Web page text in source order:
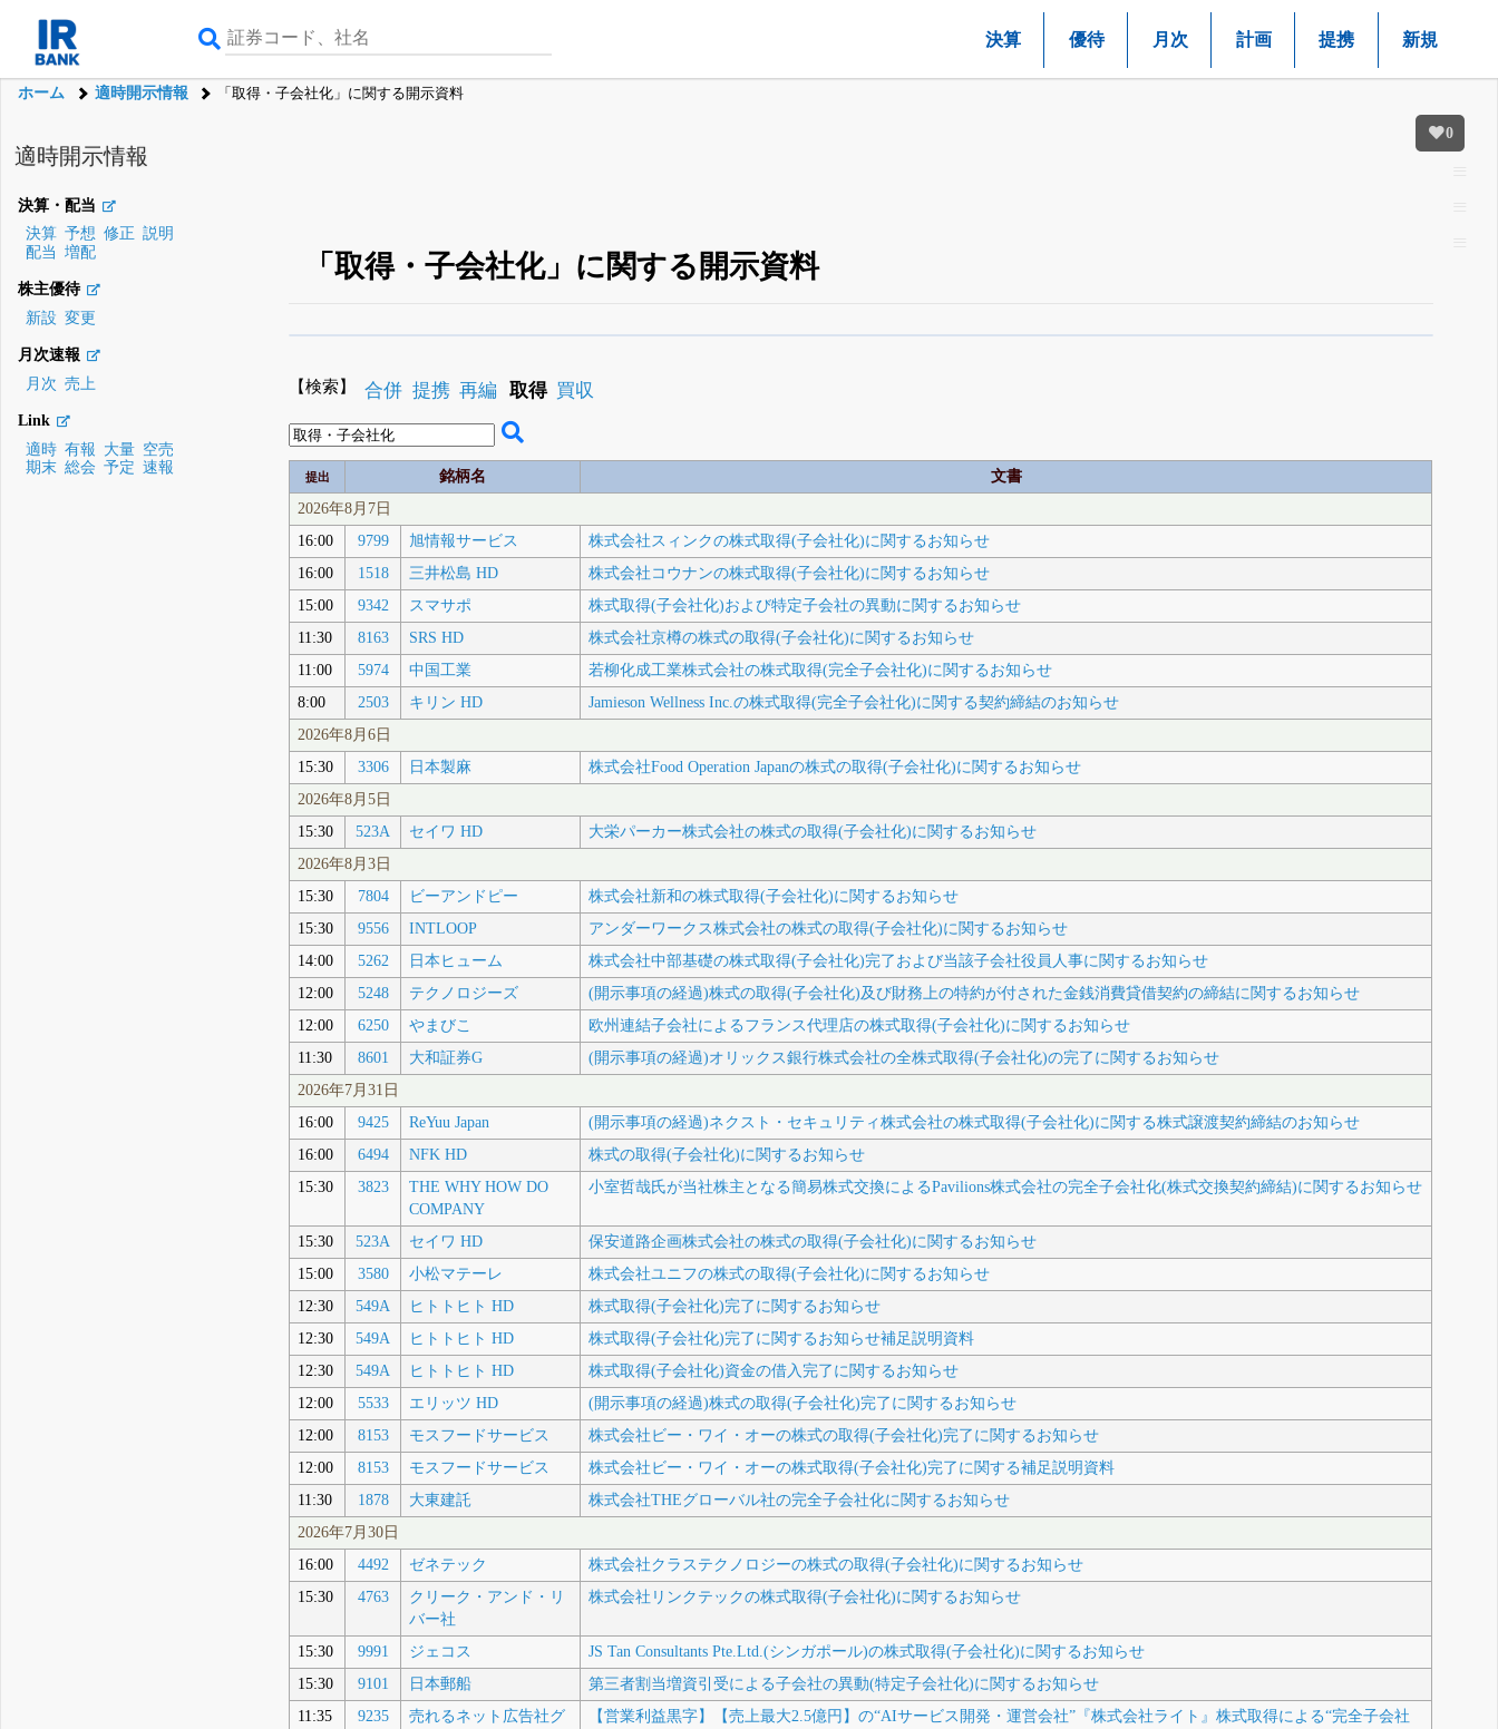
決算 優待 月次 計画 提携 新規
ホーム 適時開示情報 「取得・子会社化」に関する開示資料
0
適時開示情報
決算・配当
決算 予想 修正 説明
配当
増配
株主優待
新設 変更
月次速報
月次 売上
Link
適時 有報 大量 空売
期末 総会 予定 速報
「取得・子会社化」に関する開示資料
無料でβ版をはじめる
登録すると永久30%OFFと米株版の先行利用も付きます
【検索】 合併 提携 再編 取得 買収
提出 銘柄名
文書
2026年8月7日
16:00
9799 旭情報サービス
株式会社スィンクの株式取得(子会社化)に関するお知らせ
16:00
1518 三井松島 HD
株式会社コウナンの株式取得(子会社化)に関するお知らせ
15:00
9342 スマサポ
株式取得(子会社化)および特定子会社の異動に関するお知らせ
11:30
8163 SRS HD
株式会社京樽の株式の取得(子会社化)に関するお知らせ
11:00
5974 中国工業
若柳化成工業株式会社の株式取得(完全子会社化)に関するお知らせ
8:00
2503 キリン HD
Jamieson Wellness Inc.の株式取得(完全子会社化)に関する契約締結のお知らせ
2026年8月6日
15:30
3306 日本製麻
株式会社Food Operation Japanの株式の取得(子会社化)に関するお知らせ
2026年8月5日
15:30
523A セイワ HD
大栄パーカー株式会社の株式の取得(子会社化)に関するお知らせ
2026年8月3日
15:30
7804 ビーアンドピー
株式会社新和の株式取得(子会社化)に関するお知らせ
15:30
9556 INTLOOP
アンダーワークス株式会社の株式の取得(子会社化)に関するお知らせ
14:00
5262 日本ヒューム
株式会社中部基礎の株式取得(子会社化)完了および当該子会社役員人事に関するお知らせ
12:00
5248 テクノロジーズ
(開示事項の経過)株式の取得(子会社化)及び財務上の特約が付された金銭消費貸借契約の締結に関するお知らせ
12:00
6250 やまびこ
欧州連結子会社によるフランス代理店の株式取得(子会社化)に関するお知らせ
11:30
8601 大和証券G
(開示事項の経過)オリックス銀行株式会社の全株式取得(子会社化)の完了に関するお知らせ
2026年7月31日
16:00
9425 ReYuu Japan
(開示事項の経過)ネクスト・セキュリティ株式会社の株式取得(子会社化)に関する株式譲渡契約締結のお知らせ
16:00
6494 NFK HD
株式の取得(子会社化)に関するお知らせ
15:30
3823
THE WHY HOW DO
COMPANY
小室哲哉氏が当社株主となる簡易株式交換によるPavilions株式会社の完全子会社化(株式交換契約締結)に関するお知らせ
15:30 523A セイワ HD
保安道路企画株式会社の株式の取得(子会社化)に関するお知らせ
15:00
3580 小松マテーレ
株式会社ユニフの株式の取得(子会社化)に関するお知らせ
12:30
549A ヒトトヒト HD
株式取得(子会社化)完了に関するお知らせ
12:30
549A ヒトトヒト HD
株式取得(子会社化)完了に関するお知らせ補足説明資料
12:30
549A ヒトトヒト HD
株式取得(子会社化)資金の借入完了に関するお知らせ
12:00
5533 エリッツ HD
(開示事項の経過)株式の取得(子会社化)完了に関するお知らせ
12:00
8153 モスフードサービス
株式会社ビー・ワイ・オーの株式の取得(子会社化)完了に関するお知らせ
12:00
8153 モスフードサービス
株式会社ビー・ワイ・オーの株式取得(子会社化)完了に関する補足説明資料
11:30
1878 大東建託
株式会社THEグローバル社の完全子会社化に関するお知らせ
2026年7月30日
16:00
4492 ゼネテック
株式会社クラステクノロジーの株式の取得(子会社化)に関するお知らせ
15:30
4763
クリーク・アンド・リ
バー社
株式会社リンクテックの株式取得(子会社化)に関するお知らせ
15:30 9991 ジェコス
JS Tan Consultants Pte.Ltd.(シンガポール)の株式取得(子会社化)に関するお知らせ
15:30
9101 日本郵船
第三者割当増資引受による子会社の異動(特定子会社化)に関するお知らせ
11:35
9235
売れるネット広告社グ
【営業利益黒字】【売上最大2.5億円】の“AIサービス開発・運営会社”『株式会社ライト』株式取得による“完全子会社